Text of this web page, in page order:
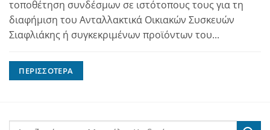
τοποθέτηση συνδέσμων σε ιστότοπους τους για τη
διαφήμιση του Ανταλλακτικά Οικιακών Συσκευών
Σιαφλιάκης ή συγκεκριμένων προϊόντων του...
ΠΕΡΙΣΣΌΤΕΡΑ